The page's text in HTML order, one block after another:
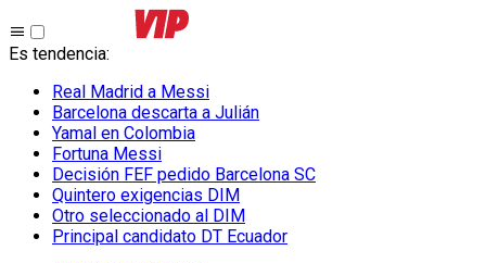
Es tendencia:
Real Madrid a Messi
Barcelona descarta a Julián
Yamal en Colombia
Fortuna Messi
Decisión FEF pedido Barcelona SC
Quintero exigencias DIM
Otro seleccionado al DIM
Principal candidato DT Ecuador